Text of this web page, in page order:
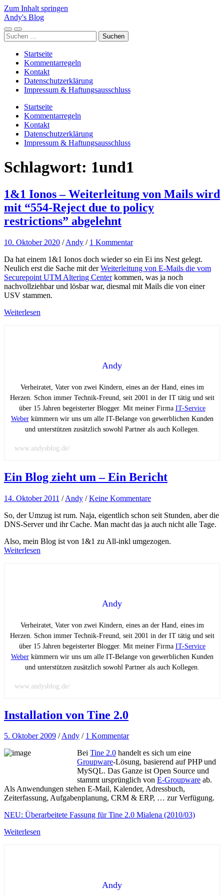
Zum Inhalt springen
Andy's Blog
Mobile-
Menü
Suchfeld
ein-/ausblenden
Suchen
nach:
Startseite
Kommentarregeln
Kontakt
Datenschutzerklärung
Impressum & Haftungsausschluss
Startseite
Kommentarregeln
Kontakt
Datenschutzerklärung
Impressum & Haftungsausschluss
Schlagwort: 1und1
1&1 Ionos – Weiterleitung von Mails wird
mit “554-Reject due to policy
restrictions” abgelehnt
10. Oktober 2020 /Andy / 1 Kommentar
Da hat einem 1&1 Ionos doch wieder so ein Ei ins Nest gelegt.
Neulich erst die Sache mit derWeiterleitung von E-Mails die vom
Securepoint UTM Altering Centerkommen, was ja noch
nachvollziehbar und lösbar war, diesmal mit Mails die von einer
USV stammen.
Weiterlesen
Andy
Verheiratet, Vater von zwei Kindern, eines an der Hand, eines im
Herzen. Schon immer Technik-Freund, seit 2001 in der IT tätig und seit
über 15 Jahren begeisterter Blogger. Mit meiner Firma IT-Service
Weberkümmern wir uns um alle IT-Belange von gewerblichen Kunden
und unterstützen zusätzlich sowohl Partner als auch Kollegen.
www.andysblog.de/
Ein Blog zieht um – Ein Bericht
14. Oktober 2011 /Andy /Keine Kommentare
So, der Umzug ist rum. Naja, eigentlich schon seit Stunden, aber die
DNS-Server und ihr Cache. Man macht das ja auch nicht alle Tage.
Also, mein Blog ist von 1&1 zu All-inkl umgezogen.
Weiterlesen
Andy
Verheiratet, Vater von zwei Kindern, eines an der Hand, eines im
Herzen. Schon immer Technik-Freund, seit 2001 in der IT tätig und seit
über 15 Jahren begeisterter Blogger. Mit meiner Firma IT-Service
Weberkümmern wir uns um alle IT-Belange von gewerblichen Kunden
und unterstützen zusätzlich sowohl Partner als auch Kollegen.
www.andysblog.de/
Installation von Tine 2.0
5. Oktober 2009 /Andy / 1 Kommentar
Bei Tine 2.0 handelt es sich um eine
Groupware-Lösung, basierend auf PHP und
MySQL. Das Ganze ist Open Source und
stammt ursprünglich von E-Groupware ab.
Als Anwendungen stehen E-Mail, Kalender, Adressbuch,
Zeiterfassung, Aufgabenplanung, CRM & ERP, … zur Verfügung.
NEU: Überarbeitete Fassung für Tine 2.0 Mialena (2010/03)
Weiterlesen
Andy